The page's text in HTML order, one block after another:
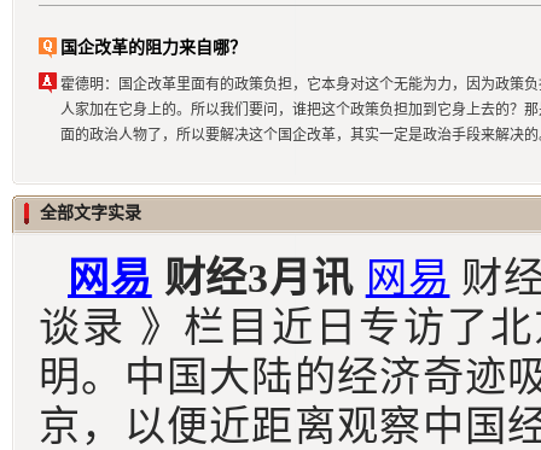
国企改革的阻力来自哪？
霍德明：国企改革里面有的政策负担，它本身对这个无能为力，因为政策
人家加在它身上的。所以我们要问，谁把这个政策负担加到它身上去的？
面的政治人物了，所以要解决这个国企改革，其实一定是政治手段来解决
全部文字实录
网易 财经3月讯 网易 财
谈录 》栏目近日 专访了
明。中国大陆的经济奇迹
京，以便近距离观察中国